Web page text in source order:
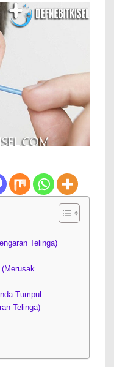
Telinga)
Tumpul
Telinga)